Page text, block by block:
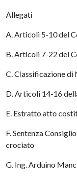
Allegati
A. Articoli 5-10 del
B. Articoli 7-22 del
C. Classificazione di
D. Articoli 14-16
E. Estratto atto
F. Sentenza
crociato
G. Ing. Arduino